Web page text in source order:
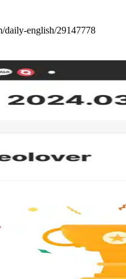
daily-english/29147778